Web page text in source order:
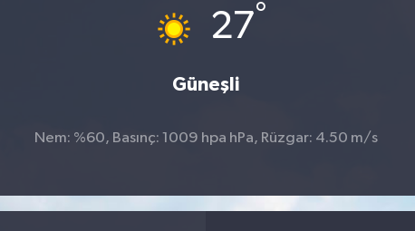
27°
Güneşli
Nem: %60, Basınç: 1009 hpa hPa, Rüzgar: 4.50 m/s